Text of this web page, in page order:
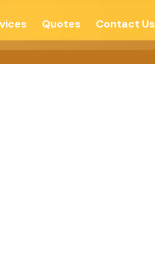
Quotes Contact Us